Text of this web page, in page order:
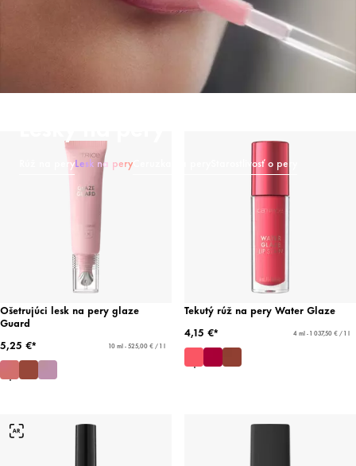
Rúž na peryLesk na pery Starostlivosť o pery
Ošetrujúci lesk na pery glaze
Guard
5,25 €*
10 ml - 525,00 € / 1 l
Tekutý rúž na pery Water Glaze
4,15 €*
4 ml - 1 037,50 € / 1 l